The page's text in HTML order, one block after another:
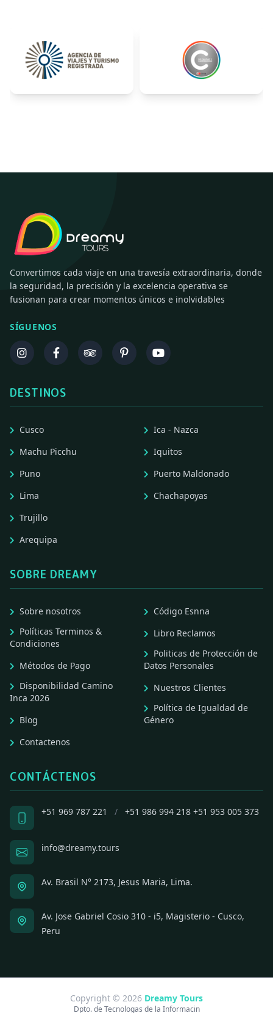
Convertimos cada viaje en una travesía extraordinaria, donde
la seguridad, la precisión y la excelencia operativa se
fusionan para crear momentos únicos e inolvidables
SÍGUENOS
DESTINOS
Cusco
Machu Picchu
Puno
Lima
Trujillo
Arequipa
Ica - Nazca
Iquitos
Puerto Maldonado
Chachapoyas
SOBRE DREAMY
Sobre nosotros
Políticas Terminos &
Condiciones
Métodos de Pago
Disponibilidad Camino
Inca 2026
Blog
Contactenos
Código Esnna
Libro Reclamos
Politicas de Protección de
Datos Personales
Nuestros Clientes
Política de Igualdad de
Género
CONTÁCTENOS
+51 969 787 221 / +51 986 994 218 +51 953 005 373
info@dreamy.tours
Av. Brasil N° 2173, Jesus Maria, Lima.
Av. Jose Gabriel Cosio 310 - i5, Magisterio - Cusco,
Peru
Copyright © 2026 Dreamy Tours
Dpto. de Tecnologas de la Informacin